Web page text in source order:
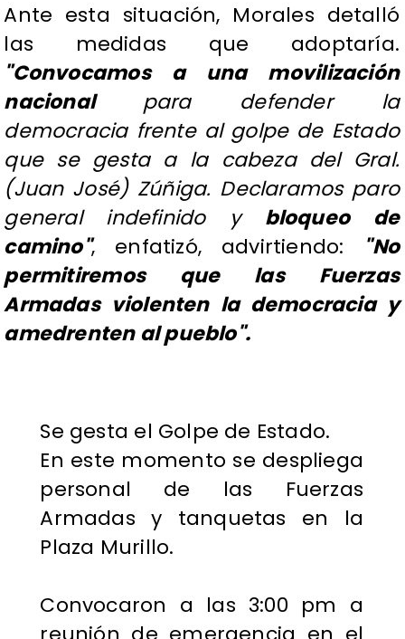
Ante esta situación, Morales detalló
las medidas que adoptaría.
"Convocamos a una movilización
nacional para defender la
democracia frente al golpe de Estado
que se gesta a la cabeza del Gral.
(Juan José) Zúñiga. Declaramos paro
general indefinido y bloqueo de
camino", enfatizó, advirtiendo:
"No
permitiremos que las Fuerzas
Armadas violenten la democracia y
amedrenten al pueblo".
Se gesta el Golpe de Estado.
En este momento se despliega
personal de las Fuerzas
Armadas y tanquetas en la
Plaza Murillo.
Convocaron a las 3:00 pm a